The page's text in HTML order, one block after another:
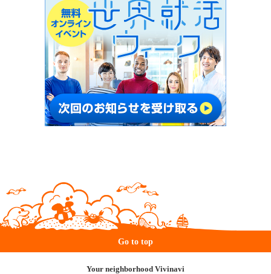
Go to top
Your neighborhood Vivinavi